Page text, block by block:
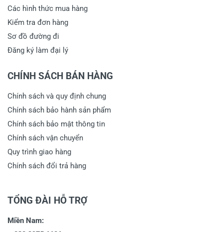
Các hình thức mua hàng
Kiểm tra đơn hàng
Sơ đồ đường đi
Đăng ký làm đại lý
CHÍNH SÁCH BÁN HÀNG
Chính sách và quy định chung
Chính sách bảo hành sản phẩm
Chính sách bảo mật thông tin
Chính sách vận chuyển
Quy trình giao hàng
Chính sách đổi trả hàng
TỔNG ĐÀI HỖ TRỢ
Miền Nam: